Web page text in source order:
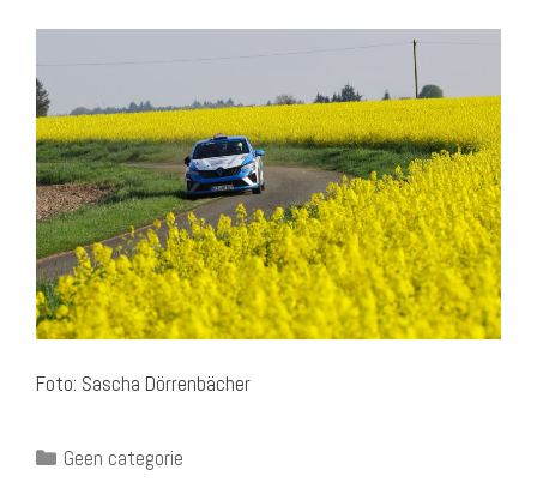
Foto: Sascha Dörrenbächer
Categorieën
Geen categorie